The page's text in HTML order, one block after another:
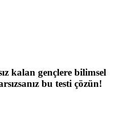
kalan gençlere bilimsel
bu testi çözün!